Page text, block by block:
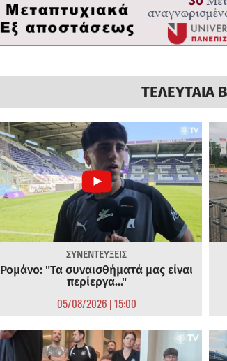
ΤΕΛΕΥΤΑΙΑ
ΣΥΝΕΝΤΕΥΞΕΙΣ
Ρομάνο: "Τα συναισθήματά μας είναι
περίεργα..."
05/08/2026 | 15:00